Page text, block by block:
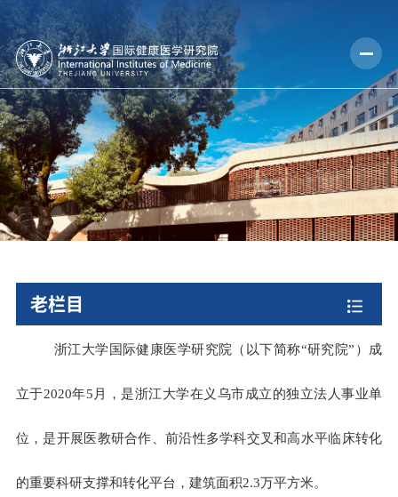
老栏目
浙江大学国际健康医学研究院（以下简称“研究院”）成
立于2020年5月，是浙江大学在义乌市成立的独立法人事业单
位，是开展医教研合作、前沿性多学科交叉和高水平临床转化
的重要科研支撑和转化平台，建筑面积2.3万平方米。